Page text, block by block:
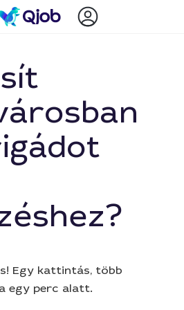
Egy kattintás, több
egy perc alatt.